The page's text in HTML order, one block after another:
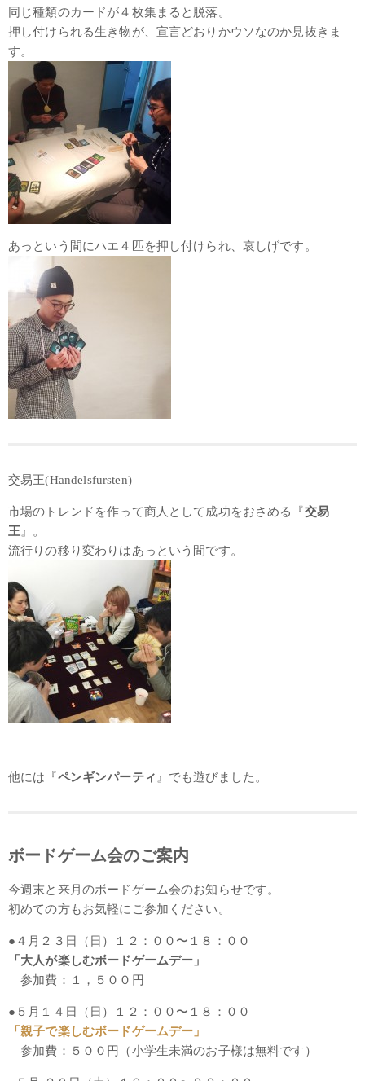
同じ種類のカードが４枚集まると脱落。
押し付けられる生き物が、宣言どおりかウソなのか見抜きま
す。
あっという間にハエ４匹を押し付けられ、哀しげです。
交易王(Handelsfursten)
市場のトレンドを作って商人として成功をおさめる『交易
王 』。
流行りの移り変わりはあっという間です。
他には『ペンギンパーティ 』でも遊びました。
ボードゲーム会のご案内
今週末と来月のボードゲーム会のお知らせです。
初めての方もお気軽にご参加ください。
●４月２３日（日）１２：００〜１８：００
「大人が楽しむボードゲームデー」
参加費：１，５００円
●５月１４日（日）１２：００〜１８：００
「親子で楽しむボードゲームデー」
参加費：５００円（小学生未満のお子様は無料です）